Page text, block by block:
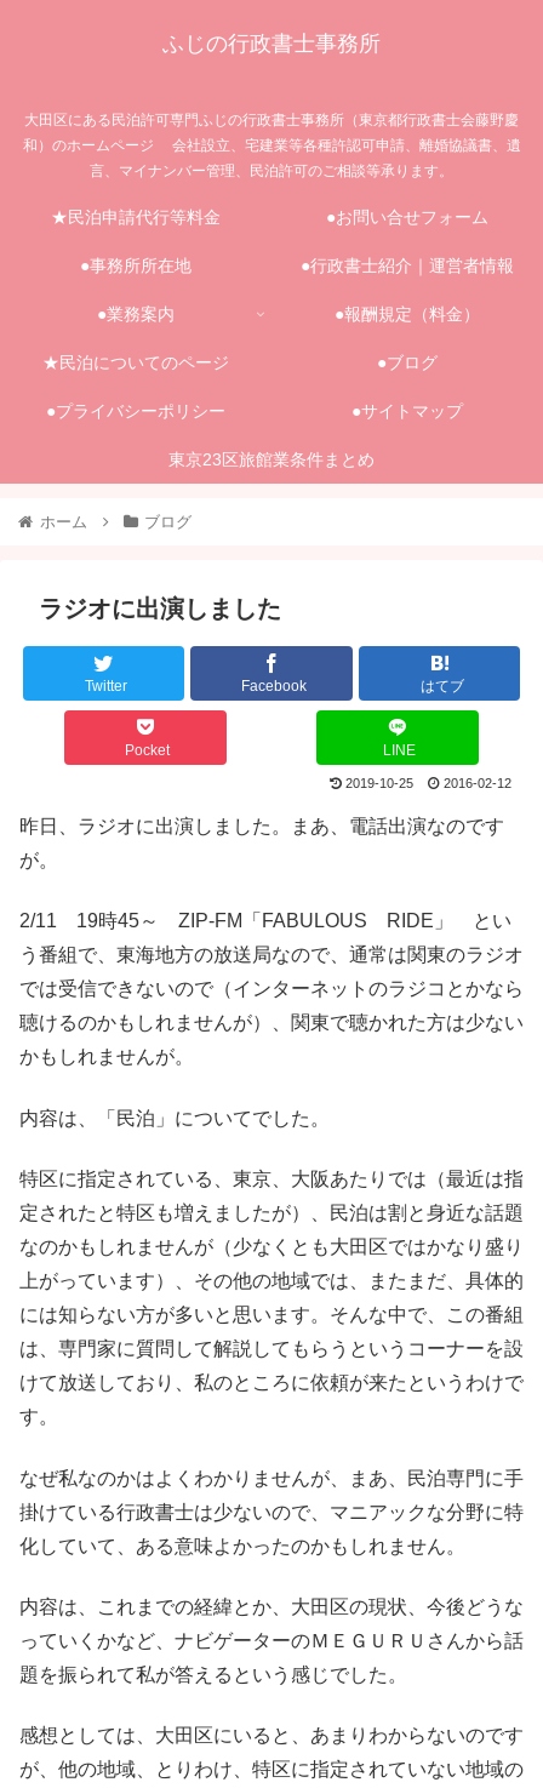
ふじの行政書士事務所
大田区にある民泊許可専門ふじの行政書士事務所（東京都行政書士会藤野慶
和）のホームページ 会社設立、宅建業等各種許認可申請、離婚協議書、遺
言、マイナンバー管理、民泊許可のご相談等承ります。
★民泊申請代行等料金 ●お問い合せフォーム
●事務所所在地 ●行政書士紹介｜運営者情報
●業務案内 ●報酬規定（料金）
★民泊についてのページ ●ブログ
●プライバシーポリシー ●サイトマップ
東京23区旅館業条件まとめ
ホーム ブログ
ラジオに出演しました
Twitter Facebook はてブ
Pocket LINE
2019-10-25 2016-02-12
昨日、ラジオに出演しました。まあ、電話出演なのです
が。
2/11 19時45～ ZIP-FM「FABULOUS RIDE」 とい
う番組で、東海地方の放送局なので、通常は関東のラジオ
では受信できないので（インターネットのラジコとかなら
聴けるのかもしれませんが）、関東で聴かれた方は少ない
かもしれませんが。
内容は、「民泊」についてでした。
特区に指定されている、東京、大阪あたりでは（最近は指
定されたと特区も増えましたが）、民泊は割と身近な話題
なのかもしれませんが（少なくとも大田区ではかなり盛り
上がっています）、その他の地域では、またまだ、具体的
には知らない方が多いと思います。そんな中で、この番組
は、専門家に質問して解説してもらうというコーナーを設
けて放送しており、私のところに依頼が来たというわけで
す。
なぜ私なのかはよくわかりませんが、まあ、民泊専門に手
掛けている行政書士は少ないので、マニアックな分野に特
化していて、ある意味よかったのかもしれません。
内容は、これまでの経緯とか、大田区の現状、今後どうな
っていくかなど、ナビゲーターのＭＥＧＵＲＵさんから話
題を振られて私が答えるという感じでした。
感想としては、大田区にいると、あまりわからないのです
が、他の地域、とりわけ、特区に指定されていない地域の